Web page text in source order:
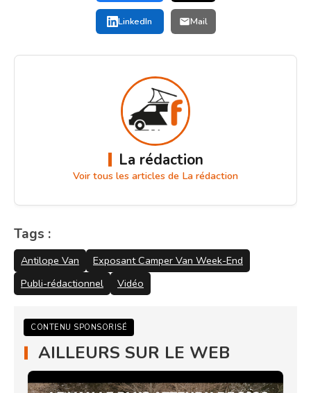
LinkedIn Mail
La rédaction
Voir tous les articles de La rédaction
Tags :
Antilope Van
Exposant Camper Van Week-End
Publi-rédactionnel
Vidéo
CONTENU SPONSORISÉ
AILLEURS SUR LE WEB